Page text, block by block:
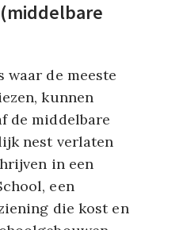
de meeste
kunnen
de middelbare
nest verlaten
in een
een
die kost en